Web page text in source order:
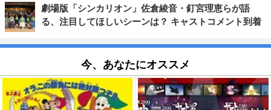
劇場版「シンカリオン」佐倉綾音・釘宮理恵らが語
る、注目してほしいシーンは？ キャストコメント到着
今、あなたにオススメ